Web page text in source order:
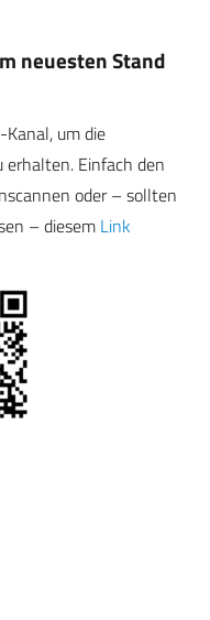
neuesten Stand
um die
Einfach den
oder – sollten
– diesem Link